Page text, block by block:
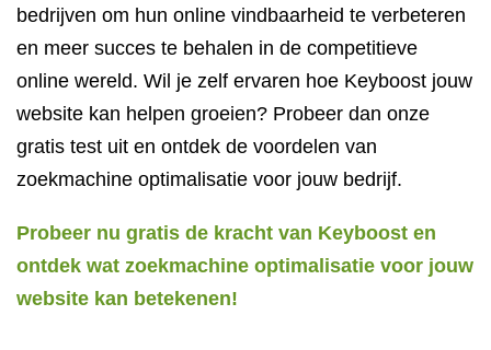
bedrijven om hun online vindbaarheid te verbeteren
en meer succes te behalen in de competitieve
online wereld. Wil je zelf ervaren hoe Keyboost jouw
website kan helpen groeien? Probeer dan onze
gratis test uit en ontdek de voordelen van
zoekmachine optimalisatie voor jouw bedrijf.
Probeer nu gratis de kracht van Keyboost en
ontdek wat zoekmachine optimalisatie voor jouw
website kan betekenen!